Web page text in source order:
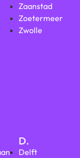
Zaanstad
Zoetermeer
Zwolle
D.
Delft